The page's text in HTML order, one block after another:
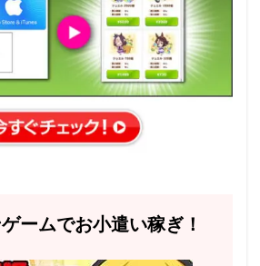
ームでお小遣い稼ぎ！